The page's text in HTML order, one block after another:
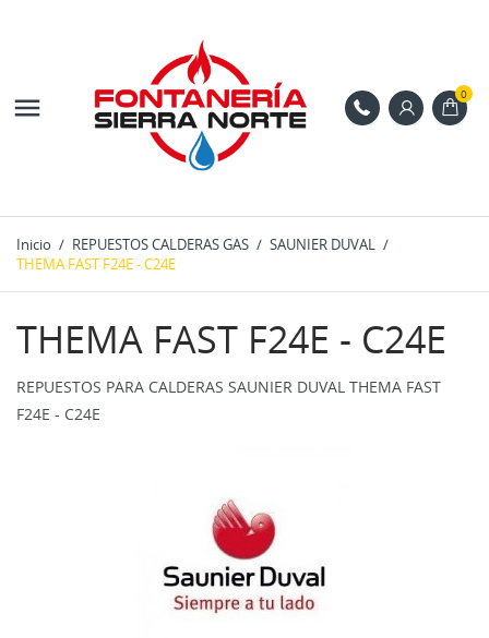
 0
Inicio REPUESTOS CALDERAS GAS
SAUNIER DUVAL
THEMA FAST F24E - C24E
THEMA FAST F24E - C24E
REPUESTOS PARA CALDERAS SAUNIER DUVAL THEMA FAST
F24E - C24E